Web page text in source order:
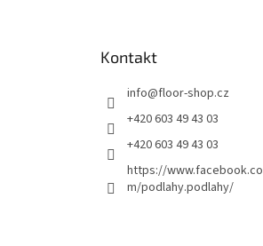
Kontakt
info@floor-shop.cz
+420 603 49 43 03
+420 603 49 43 03
https://www.facebook.co
m/podlahy.podlahy/